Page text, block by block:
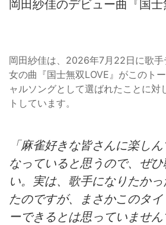
岡田紗佳のデビュー曲『国士
岡田紗佳は、2026年7月22日に歌手
女の曲『国士無双LOVE』がこのト
ャルソングとして選ばれたことに対
トしています。
「麻雀好きな皆さんに楽し
なっていると思うので、ぜ
い。実は、歌手になりたか
たのですが、まさかこのタ
ーできるとは思っていません